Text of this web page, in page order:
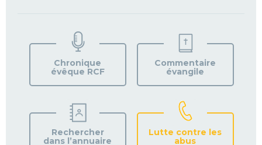
VOTRE
PAROISSE
Chronique
évêque RCF
Commentaire
évangile
Rechercher
dans l’annuaire
Lutte contre les
abus